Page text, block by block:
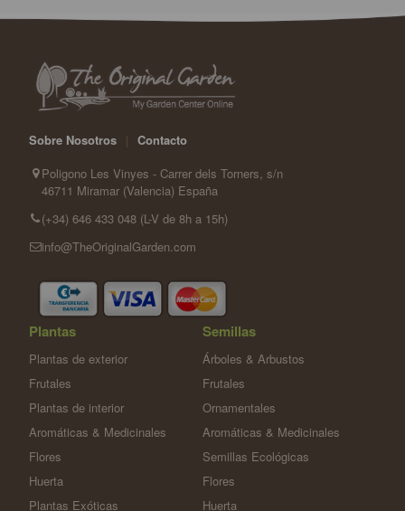
Sobre Nosotros
Contacto
Poligono Les Vinyes - Carrer dels Torners, s/n
46711 Miramar (Valencia) España
(+34) 646 433 048 (L-V de 8h a 15h)
info@TheOriginalGarden.com
Plantas
Plantas de exterior
Frutales
Plantas de interior
Aromáticas & Medicinales
Flores
Huerta
Plantas Exóticas
Semillas
Árboles & Arbustos
Frutales
Ornamentales
Aromáticas & Medicinales
Semillas Ecológicas
Flores
Huerta